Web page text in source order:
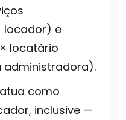
locador) e
locatário
administradora).
como
inclusive —